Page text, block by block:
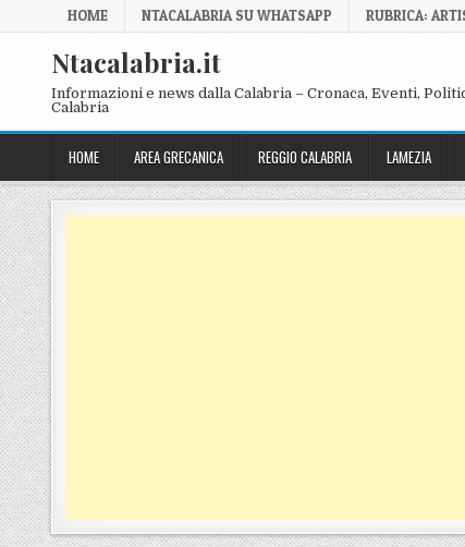
Skip to content
HOME NTACALABRIA SU WHATSAPP RUBRICA:
Ntacalabria.it
Informazioni e news dalla Calabria – Cronaca, Eventi,
Calabria
HOME AREA GRECANICA REGGIO CALABRIA LAMEZIA